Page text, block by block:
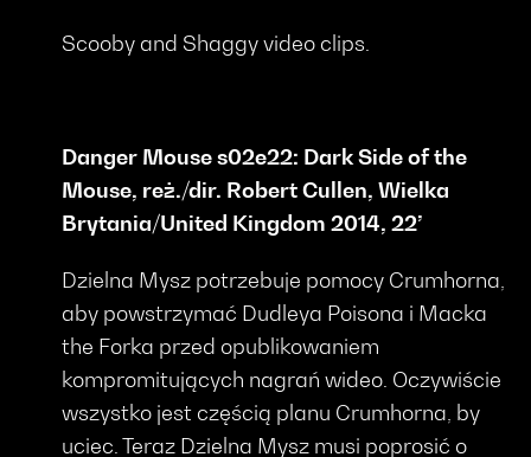
Scooby and Shaggy video clips.
Danger Mouse s02e22: Dark Side of the
Mouse, reż./dir. Robert Cullen, Wielka
Brytania/United Kingdom 2014, 22’
Dzielna Mysz potrzebuje pomocy Crumhorna,
aby powstrzymać Dudleya Poisona i Macka
the Forka przed opublikowaniem
kompromitujących nagrań wideo. Oczywiście
wszystko jest częścią planu Crumhorna, by
uciec. Teraz Dzielna Mysz musi poprosić o